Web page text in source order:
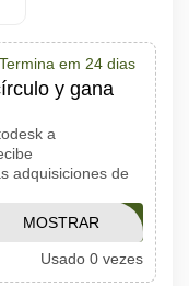
Termina em 24 dias
y gana
a
adquisiciones de
FUSIONEOQ3FY26
MOSTRAR
CÓDIGO
Usado 0 vezes